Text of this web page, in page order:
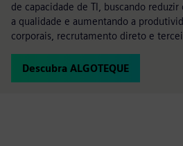
de capacidade de TI, buscando
a qualidade e aumentando a
corporais, recrutamento direto e
Descubra ALGOTEQUE